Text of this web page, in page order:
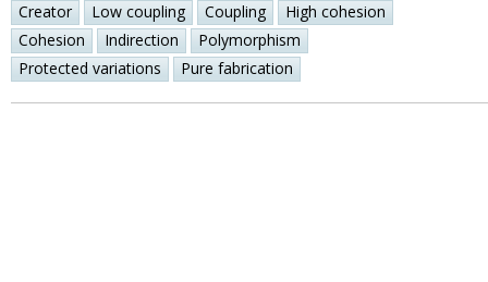
Creator
Low coupling Coupling
High cohesion
Cohesion
Indirection
Polymorphism
Protected variations
Pure fabrication